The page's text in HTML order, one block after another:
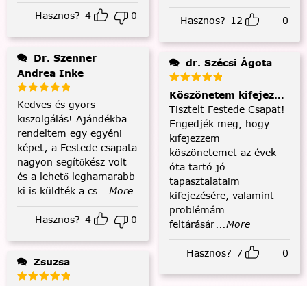
Hasznos? 4 0
Andrea Inke
Kedves és gyors
kiszolgálás! Ajándékba
rendeltem egy egyéni
képet; a Festede csapata
nagyon segítőkész volt
és a lehető leghamarabb
ki is küldték a cs...More
Hasznos? 4 0
Zsuzsa
Hasznos? 12 0
dr. Szécsi Ágota
Köszönetem kifejezése
Tisztelt Festede Csapat!
Engedjék meg, hogy
kifejezzem
köszönetemet az évek
óta tartó jó
tapasztalataim
kifejezésére, valamint
problémám
feltárásár...More
Hasznos? 7 0